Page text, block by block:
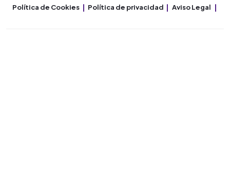
Política de Cookies Política de privacidad Aviso Legal